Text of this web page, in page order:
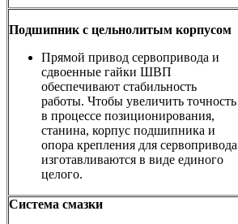
Подшипник с цельнолитым корпусом
Прямой привод сервопривода и
сдвоенные гайки ШВП
обеспечивают стабильность
работы. Чтобы увеличить точность
в процессе позиционирования,
станина, корпус подшипника и
опора крепления для сервопривода
изготавливаются в виде единого
целого.
Система смазки